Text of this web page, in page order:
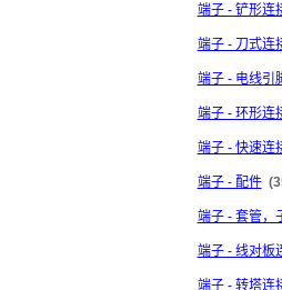
端子 - 铲形连
端子 - 刀式连
端子 - 电线引
端子 - 环形连
端子 - 快速连
端子 - 配件
端子 - 套管，
端子 - 线对板
端子 - 转塔连